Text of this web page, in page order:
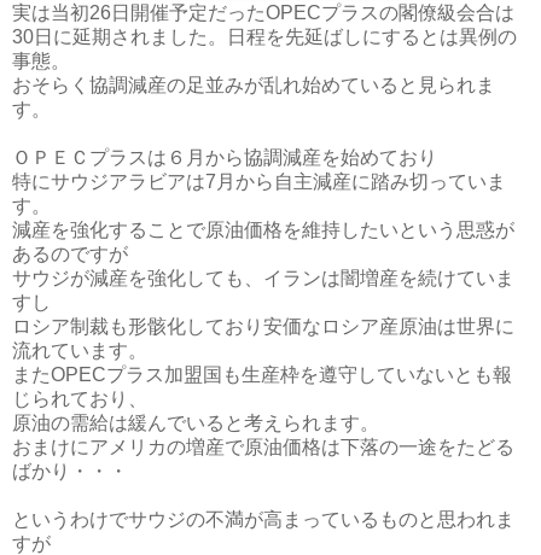
実は当初26日開催予定だったOPECプラスの閣僚級会合は
30日に延期されました。日程を先延ばしにするとは異例の
事態。
おそらく協調減産の足並みが乱れ始めていると見られま
す。
ＯＰＥＣプラスは６月から協調減産を始めており
特にサウジアラビアは7月から自主減産に踏み切っていま
す。
減産を強化することで原油価格を維持したいという思惑が
あるのですが
サウジが減産を強化しても、イランは闇増産を続けていま
すし
ロシア制裁も形骸化しており安価なロシア産原油は世界に
流れています。
またOPECプラス加盟国も生産枠を遵守していないとも報
じられており、
原油の需給は緩んでいると考えられます。
おまけにアメリカの増産で原油価格は下落の一途をたどる
ばかり・・・
というわけでサウジの不満が高まっているものと思われま
すが